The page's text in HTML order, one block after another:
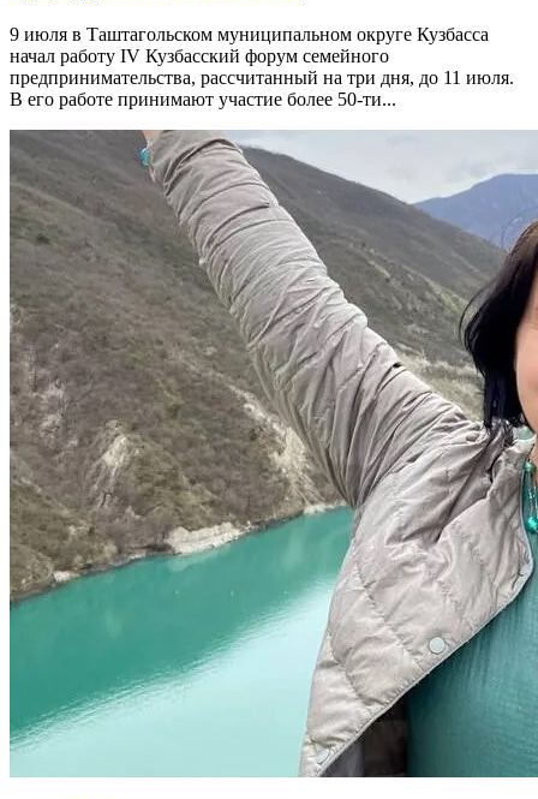
9 июля в Таштагольском муниципальном округе Кузбасса
начал работу IV Кузбасский форум семейного
предпринимательства, рассчитанный на три дня, до 11 июля.
В его работе принимают участие более 50-ти...